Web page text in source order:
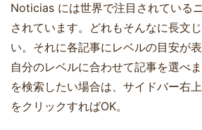
Noticias には世界で注目されている
されています。どれもそんなに長文
い。それに各記事にレベルの目安が
自分のレベルに合わせて記事を選べ
を検索したい場合は、サイドバー右
をクリックすればOK。